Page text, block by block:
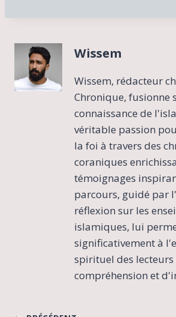
Wissem
Wissem, rédacteur
Chronique, fusionne
connaissance de
véritable passion
la foi à travers des
coraniques
témoignages
parcours, guidé par
réflexion sur les
islamiques, lui
significativement à
spirituel des lecteurs
compréhension et